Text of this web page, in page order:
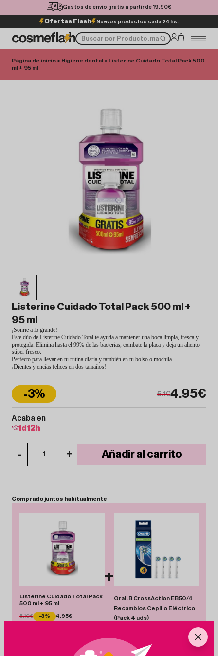
Gastos de envío gratis a partir de 19.90€
Ofertas Flash Nuevos productos cada 24 hs.
Página de inicio > Higiene dental > Listerine Cuidado Total Pack 500
ml + 95 ml
Listerine Cuidado Total Pack 500 ml +
95 ml
¡Sonríe a lo grande!
Este dúo de Listerine Cuidado Total te ayuda a mantener una boca limpia, fresca y
protegida. Elimina hasta el 99% de las bacterias, combate la placa y deja un aliento
súper fresco.
Perfecto para llevar en tu rutina diaria y también en tu bolso o mochila.
¡Dientes y encías felices en dos tamaños!
4.95€
-3% 5.1€
Acaba en
1 d 12 h
- 1 + Añadir al carrito
Comprado juntos habitualmente
Listerine Cuidado Total Pack
500 ml + 95 ml
5.10€ -3% 4.95€
+
Oral-B CrossAction EB50/4
Recambios Cepillo Eléctrico
(Pack 4 uds)